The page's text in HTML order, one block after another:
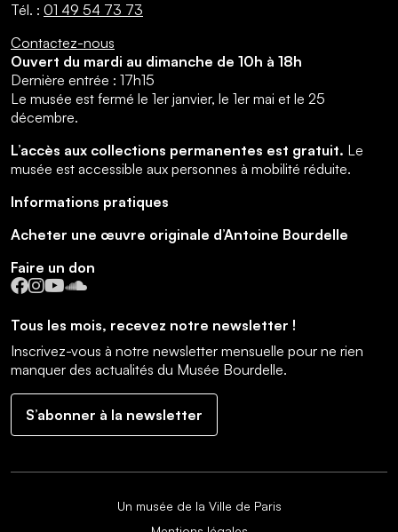
Tél. : 01 49 54 73 73
Contactez-nous
Ouvert du mardi au dimanche de 10h à 18h
Dernière entrée : 17h15
Le musée est fermé le 1er janvier, le 1er mai et le 25
décembre.
L’accès aux collections permanentes est gratuit. Le
musée est accessible aux personnes à mobilité réduite.
Informations pratiques
Acheter une œuvre originale d’Antoine Bourdelle
Faire un don
Facebook
Instagram
YouTube
SoundCloud
Tous les mois, recevez notre newsletter !
Inscrivez-vous à notre newsletter mensuelle pour ne rien
manquer des actualités du Musée Bourdelle.
S’abonner à la newsletter
Un musée de la Ville de Paris